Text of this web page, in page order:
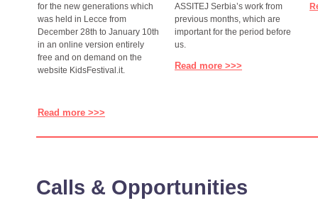
for the new generations which
was held in Lecce from
December 28th to January 10th
in an online version entirely
free and on demand on the
website KidsFestival.it.
Read more >>>
ASSITEJ Serbia’s work from
previous months, which are
important for the period before
us.
Read more >>>
Calls & Opportunities